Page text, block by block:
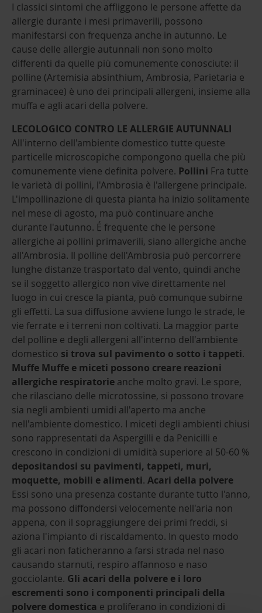
I classici sintomi che affliggono le persone affette da
allergie durante i mesi primaverili, possono
manifestarsi con frequenza anche in autunno. Le
cause delle allergie autunnali non sono molto
differenti da quelle più comunemente conosciute: il
polline (Artemisia absinthium, Ambrosia, Parietaria e
graminacee) è uno dei principali allergeni, insieme alla
muffa e agli acari della polvere.
LECOLOGICO CONTRO LE ALLERGIE AUTUNNALI
All'interno dell'ambiente domestico tutte queste
particelle microscopiche compongono quella che più
comunemente viene definita polvere. Pollini Fra tutte
le varietà di pollini, l'Ambrosia è l'allergene principale.
L'impollinazione di questa pianta ha inizio solitamente
nel mese di agosto, ma può continuare anche
durante l'autunno. É frequente che le persone
allergiche ai pollini primaverili, siano allergiche anche
all'Ambrosia. Il polline dell'Ambrosia può percorrere
lunghe distanze trasportato dal vento, quindi anche
se il soggetto allergico non vive direttamente nel
luogo in cui cresce la pianta, può comunque subirne
gli effetti. La sua diffusione avviene lungo le strade, le
vie ferrate e i terreni non coltivati. La maggior parte
del polline e degli allergeni all'interno dell'ambiente
domestico si trova sul pavimento o sotto i tappeti.
Muffe Muffe e miceti possono creare reazioni
allergiche respiratorie anche molto gravi. Le spore,
che rilasciano delle microtossine, si possono trovare
sia negli ambienti umidi all'aperto ma anche
nell'ambiente domestico. I miceti degli ambienti chiusi
sono rappresentati da Aspergilli e da Penicilli e
crescono in condizioni di umidità superiore al 50-60 %
depositandosi su pavimenti, tappeti, muri,
moquette, mobili e alimenti. Acari della polvere
Essi sono una presenza costante durante tutto l'anno,
ma possono diffondersi velocemente nell'aria non
appena, con il sopraggiungere dei primi freddi, si
aziona l'impianto di riscaldamento. In questo modo
gli acari non faticheranno a farsi strada nel naso
causando starnuti, respiro affannoso e naso
gocciolante. Gli acari della polvere e i loro
escrementi sono i componenti principali della
polvere domestica e proliferano in condizioni di